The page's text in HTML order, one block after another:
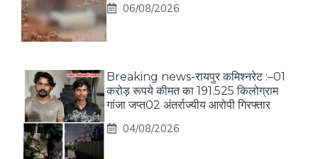
06/08/2026
Breaking news-रायपुर कमिश्नरेट :–01
करोड़ रूपये कीमत का 191.525 किलोग्राम
गांजा जप्त02 अंतर्राज्यीय आरोपी गिरफ्तार
04/08/2026